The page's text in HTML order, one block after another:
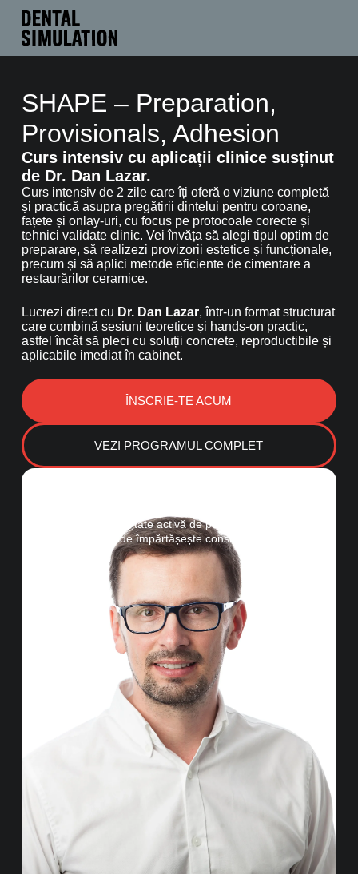
SHAPE – Preparation,
Provisionals, Adhesion
Curs intensiv cu aplicații clinice susținut
de Dr. Dan Lazar.
Curs intensiv de 2 zile care îți oferă o viziune completă
și practică asupra pregătirii dintelui pentru coroane,
fațete și onlay-uri, cu focus pe protocoale corecte și
tehnici validate clinic. Vei învăța să alegi tipul optim de
preparare, să realizezi provizorii estetice și funcționale,
precum și să aplici metode eficiente de cimentare a
restaurărilor ceramice.
Lucrezi direct cu Dr. Dan Lazar, într-un format structurat
care combină sesiuni teoretice și hands-on practic,
astfel încât să pleci cu soluții concrete, reproductibile și
aplicabile imediat în cabinet.
ÎNSCRIE-TE ACUM
VEZI PROGRAMUL COMPLET
Lector cu o comunitate activă de peste 22k followes în
social media, unde împărtășește constant cazuri clinice